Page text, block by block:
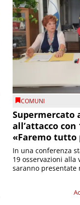
COMUNI
Supermercato
all’attacco con
«Faremo tutto
In una conferenza
19 osservazioni
saranno presentate